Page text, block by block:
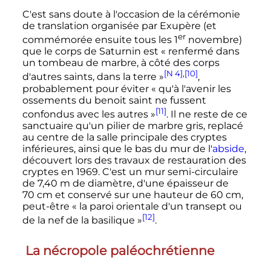
C'est sans doute à l'occasion de la cérémonie
de translation organisée par Exupère (et
commémorée ensuite tous les 1er novembre)
que le corps de Saturnin est « renfermé dans
un tombeau de marbre, à côté des corps
d'autres saints, dans la terre »[N 4],[10],
probablement pour éviter « qu'à l'avenir les
ossements du benoit saint ne fussent
confondus avec les autres »[11]. Il ne reste de ce
sanctuaire qu'un pilier de marbre gris, replacé
au centre de la salle principale des cryptes
inférieures, ainsi que le bas du mur de l'abside,
découvert lors des travaux de restauration des
cryptes en 1969. C'est un mur semi-circulaire
de 7,40 m de diamètre, d'une épaisseur de
70 cm et conservé sur une hauteur de 60 cm,
peut-être « la paroi orientale d'un transept ou
de la nef de la basilique »[12].
La nécropole paléochrétienne